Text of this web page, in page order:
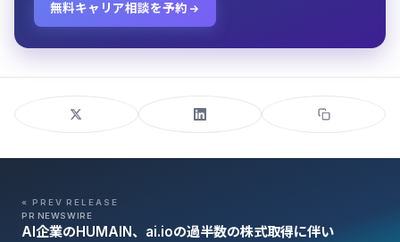
無料キャリア相談を予約
« PREV RELEASE
PR NEWSWIRE
AI企業のHUMAIN、ai.ioの過半数の株式取得に伴い